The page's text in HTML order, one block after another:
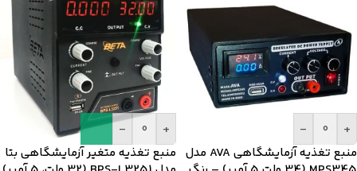
-
+
منبع تغذیه آزمایشگاهی AVA مدل
-
+
منبع تغذیه متغیر آزمایشگاهی بتا